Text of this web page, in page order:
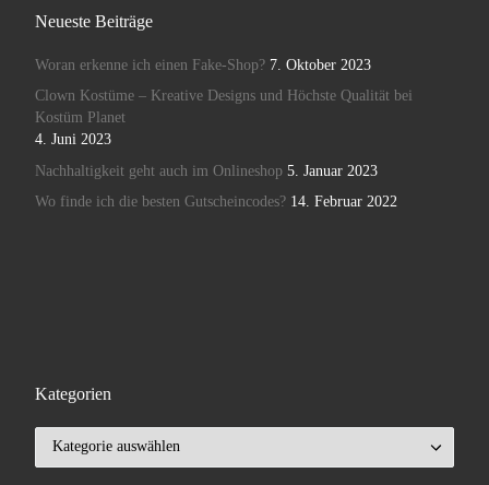
Neueste Beiträge
Woran erkenne ich einen Fake-Shop? 7. Oktober 2023
Clown Kostüme – Kreative Designs und Höchste Qualität bei
Kostüm Planet
4. Juni 2023
Nachhaltigkeit geht auch im Onlineshop 5. Januar 2023
Wo finde ich die besten Gutscheincodes? 14. Februar 2022
Kategorien